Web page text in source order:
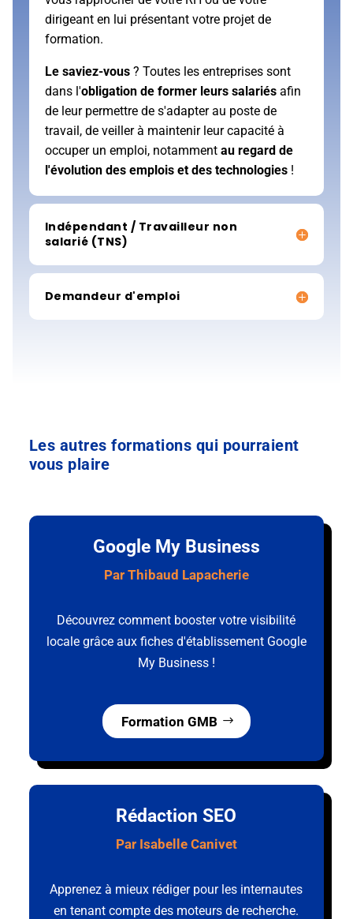
dirigeant en lui présentant votre projet de
formation.
Le saviez-vous? Toutes les entreprises sont
dans l'obligation de former leurs salariésafin
de leur permettre de s'adapter au poste de
travail, de veiller à maintenir leur capacité à
occuper un emploi, notamment au regard de
l'évolution des emplois et des technologies!
Indépendant / Travailleur non
salarié (TNS)
Demandeur d'emploi
Les autres formations qui pourraient
vous plaire
Google My Business
Par Thibaud Lapacherie
Découvrez comment booster votre visibilité
locale grâce aux fiches d'établissement Google
My Business !
Formation GMB
Rédaction SEO
Par Isabelle Canivet
Apprenez à mieux rédiger pour les internautes
en tenant compte des moteurs de recherche.